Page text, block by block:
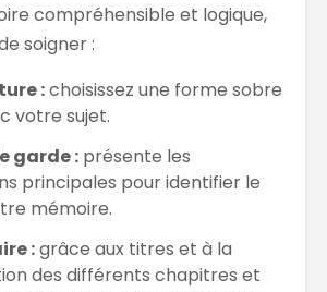
compréhensible et logique,
soigner :
:choisissez une forme sobre
votre sujet.
garde : présente les
principales pour identifier le
mémoire.
:grâce aux titres et à la
des différents chapitres et